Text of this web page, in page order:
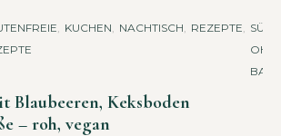
KUCHEN NACHTISCH REZEPTE
HNE
Blaubeeren, Keksboden
– roh, vegan